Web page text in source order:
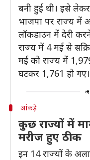
बनी हुई थी। इसे
भाजपा पर राज्य में
लॉकडाउन में देरी
राज्य में 4 मई से
मई को राज्य में
घटकर 1,761 हो गए।
आंकड़े
कुछ राज्यों में
मरीज हुए ठीक
इन 14 राज्यों के